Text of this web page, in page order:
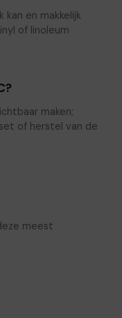
en makkelijk
of linoleum
maken;
of herstel van de
meest